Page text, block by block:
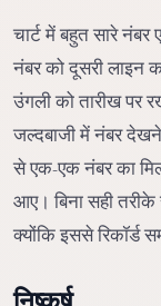
चार्ट में बहुत सारे
नंबर को दूसरी लाइन
उंगली को तारीख पर
जल्दबाजी में नंबर
से एक-एक नंबर का
आए। बिना सही तरीके
क्योंकि इससे रिकॉर्ड